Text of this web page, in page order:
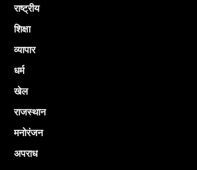
राष्ट्रीय
शिक्षा
व्यापार
धर्म
खेल
राजस्थान
मनोरंजन
अपराध